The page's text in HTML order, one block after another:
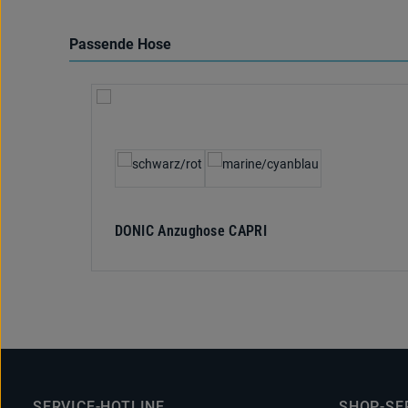
Passende Hose
Produktgalerie überspringen
DONIC Anzughose CAPRI